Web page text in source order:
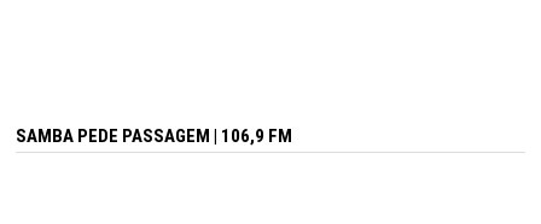
SAMBA PEDE PASSAGEM | 106,9 FM